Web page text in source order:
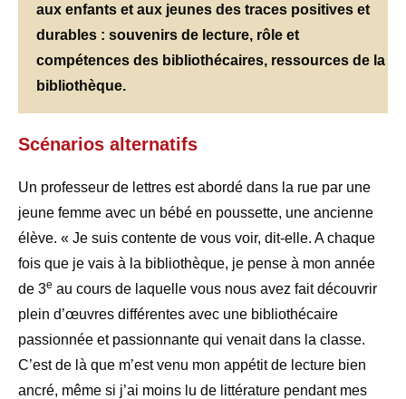
aux enfants et aux jeunes des traces positives et
durables : souvenirs de lecture, rôle et
compétences des bibliothécaires, ressources de la
bibliothèque.
Scénarios alternatifs
Un professeur de lettres est abordé dans la rue par une
jeune femme avec un bébé en poussette, une ancienne
élève. « Je suis contente de vous voir, dit-elle. A chaque
fois que je vais à la bibliothèque, je pense à mon année
de 3e au cours de laquelle vous nous avez fait découvrir
plein d’œuvres différentes avec une bibliothécaire
passionnée et passionnante qui venait dans la classe.
C’est de là que m’est venu mon appétit de lecture bien
ancré, même si j’ai moins lu de littérature pendant mes